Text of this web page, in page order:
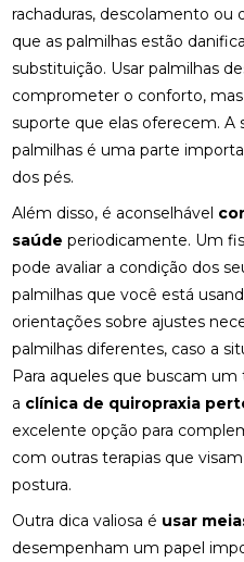
rachaduras, descolamento ou
que as palmilhas estão
substituição. Usar palmilhas
comprometer o conforto,
suporte que elas oferecem. A
palmilhas é uma parte
dos pés.
Além disso, é aconselhável
saúde periodicamente. Um
pode avaliar a condição dos
palmilhas que você está
orientações sobre ajustes
palmilhas diferentes, caso a
Para aqueles que buscam
a clínica de quiropraxia
excelente opção para
com outras terapias que
postura.
Outra dica valiosa é usar
desempenham um papel
FISIOTERAPIA PARA LABIRINTITE: COMO O
TRATAMENTO PODE
QUALIDADE DE VIDA
FISIOTERAPIA PARA LABIRINTITE: COMO O
TRATAMENTO PODE
BEM-ESTAR
FISIOTERAPIA PARA LABIRINTITE: COMO O
TRATAMENTO PODE
QUALIDADE DE VIDA
FISIOTERAPIA PARA LABIRINTITE: MELHORE SEU
EQUILÍBRIO
TRATAMENTOS
FISIOTERAPIA PARA LABIRINTO: COMO O
TRATAMENTO PODE
BEM-ESTAR
FISIOTERAPIA PARA LABIRINTO: COMO O
BEM-ESTAR